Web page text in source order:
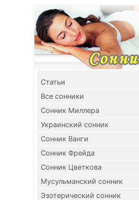
Cтатьи
Все сонники
Сонник Миллера
Украинский сонник
Сонник Ванги
Сонник Фрейда
Сонник Цветкова
Мусульманский сонник
Эзотерический сонник